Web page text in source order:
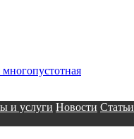
и услуги Новости Статьи